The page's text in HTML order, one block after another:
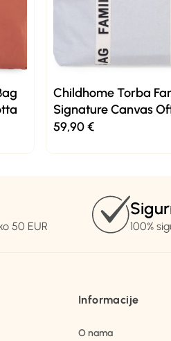
Childhome Torba
Signature Canvas
59,90€
50 EUR 100%
Informacije
O nama